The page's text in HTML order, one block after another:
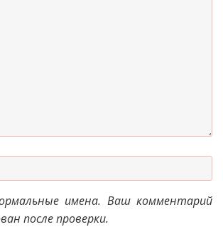
имена. Ваш комментарий
после проверки.